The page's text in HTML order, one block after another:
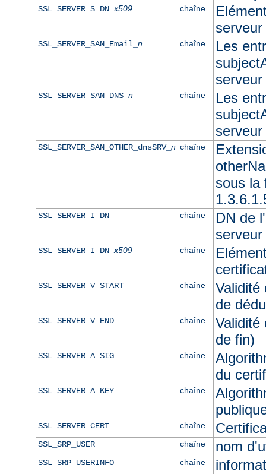
SSL_SERVER_S_DN_x509 chaîne
serveur
SSL_SERVER_SAN_Email_ n chaîne
Les
SSL_SERVER_SAN_DNS_ n chaîne
Les
SSL_SERVER_SAN_OTHER_dnsSRV_ n chaîne
sous la
SSL_SERVER_I_DN chaîne
DN de
serveur
SSL_SERVER_I_DN_x509 chaîne
SSL_SERVER_V_START chaîne
Validité
de
SSL_SERVER_V_END chaîne
Validité
de fin)
SSL_SERVER_A_SIG chaîne
du
SSL_SERVER_A_KEY chaîne
SSL_SERVER_CERT chaîne
SSL_SRP_USER chaîne nom
SSL_SRP_USERINFO chaîne